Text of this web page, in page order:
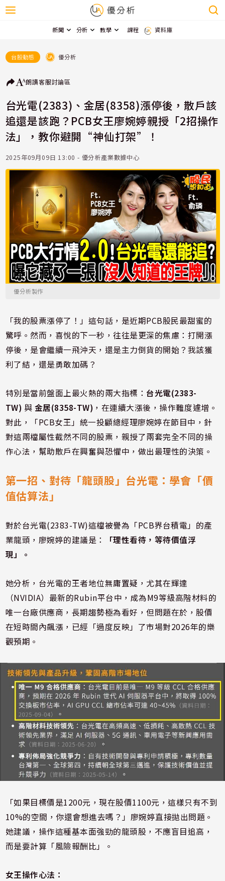
新聞 分析 教學 課程 資料庫
台股動態 優分析
朗讀客服討論區
台光電(2383)、金居(8358)漲停後，散戶該
追還是該跑？PCB女王廖婉婷親授「2招操作
法」，教你避開“神仙打架”！
2025年09月09日 13:00 - 優分析產業數據中心
優分析製作
「我的股票漲停了！」這句話，是近期PCB股民最甜蜜的
驚呼。然而，喜悅的下一秒，往往是更深的焦慮：打開漲
停後，是會繼續一飛沖天，還是主力倒貨的開始？我該獲
利了結，還是勇敢加碼？
特別是當前盤面上最火熱的兩大指標： 台光電(2383-
TW) 與 金居(8358-TW) ，在連續大漲後，操作難度遽增。
對此，「PCB女王」統一投顧總經理廖婉婷在節目中，針
對這兩檔屬性截然不同的股票，親授了兩套完全不同的操
作心法，幫助散戶在興奮與恐懼中，做出最理性的決策。
第一招、對待「龍頭股」台光電：學會「價
值估算法」
對於台光電(2383-TW)這檔被譽為「PCB界台積電」的產
業龍頭，廖婉婷的建議是：
「理性看待，等待價值浮
現」。
她分析，台光電的王者地位無庸置疑，尤其在輝達
（NVIDIA）最新的Rubin平台中，成為M9等級高階材料的
唯一台廠供應商，長期趨勢極為看好，但問題在於，股價
在短時間內飆漲，已經「過度反映」了市場對2026年的樂
觀預期。
「如果目標價是1200元，現在股價1100元，這樣只有不到
10%的空間，你還會想進去嗎？」廖婉婷直接拋出問題。
她建議，操作這種基本面強勁的龍頭股，不應盲目追高，
而是要計算「風險報酬比」。
女王操作心法：